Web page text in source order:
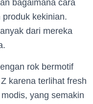
bagaimana cara
kekinian.
dari mereka
rok bermotif
karena terlihat fresh
yang semakin